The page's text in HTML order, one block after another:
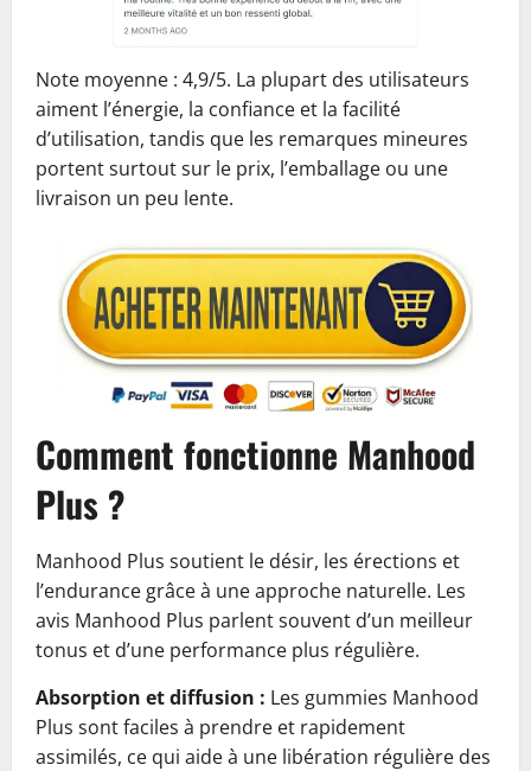
Note moyenne : 4,9/5. La plupart des utilisateurs
aiment l’énergie, la confiance et la facilité
d’utilisation, tandis que les remarques mineures
portent surtout sur le prix, l’emballage ou une
livraison un peu lente.
Comment fonctionne Manhood
Plus ?
Manhood Plus soutient le désir, les érections et
l’endurance grâce à une approche naturelle. Les
avis Manhood Plus parlent souvent d’un meilleur
tonus et d’une performance plus régulière.
Absorption et diffusion : Les gummies Manhood
Plus sont faciles à prendre et rapidement
assimilés, ce qui aide à une libération régulière des